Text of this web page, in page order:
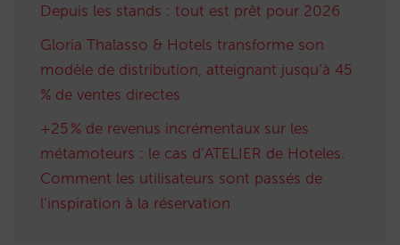
Depuis les stands : tout est prêt pour 2026
Gloria Thalasso & Hotels transforme son
modèle de distribution, atteignant jusqu’à 45
% de ventes directes
+25 % de revenus incrémentaux sur les
métamoteurs : le cas d’ATELIER de Hoteles.
Comment les utilisateurs sont passés de
l’inspiration à la réservation